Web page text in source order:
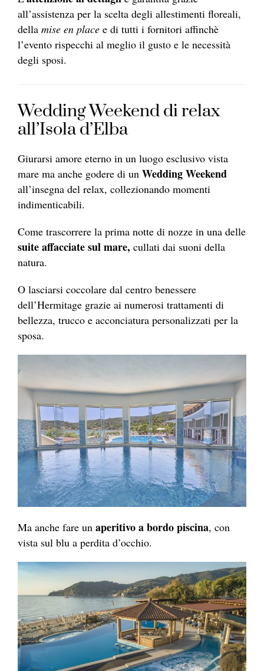
all’assistenza per la scelta degli allestimenti floreali,
della mise en place e di tutti i fornitori affinchè
l’evento rispecchi al meglio il gusto e le necessità
degli sposi.
Wedding Weekend di relax
all’Isola d’Elba
Giurarsi amore eterno in un luogo esclusivo vista
mare ma anche godere di un Wedding Weekend
all’insegna del relax, collezionando momenti
indimenticabili.
Come trascorrere la prima notte di nozze in una delle
suite affacciate sul mare, cullati dai suoni della
natura.
O lasciarsi coccolare dal centro benessere
dell’Hermitage grazie ai numerosi trattamenti di
bellezza, trucco e acconciatura personalizzati per la
sposa.
Ma anche fare un aperitivo a bordo piscina, con
vista sul blu a perdita d’occhio.